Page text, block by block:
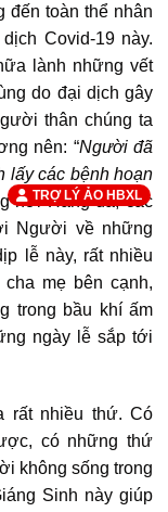
toàn thể nhân
Covid-19 này.
lành những vết
do đại dịch gây
thân chúng ta
nên: “Người đã
lấy các bệnh hoạn
nơi Hang đá, các
Người về những
lễ này, rất nhiều
mẹ bên cạnh,
trong bầu khí ấm
ngày lễ sắp tới
rất nhiều thứ. Có
có những thứ
không sống trong
Sinh này giúp
TRỢ LÝ ẢO HBXL